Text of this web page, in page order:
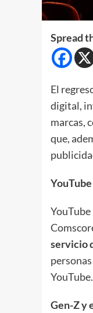
Spread
El
digital,
marcas,
que,
servicio
YouTube.
Gen-Z y